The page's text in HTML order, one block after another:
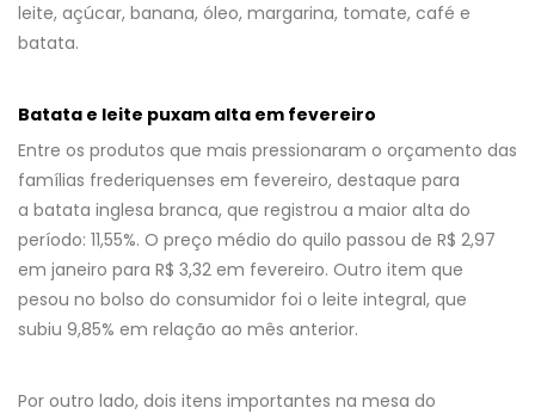
leite, açúcar, banana, óleo, margarina, tomate, café e
batata.
Batata e leite puxam alta em fevereiro
Entre os produtos que mais pressionaram o orçamento das
famílias frederiquenses em fevereiro, destaque para
a batata inglesa branca, que registrou a maior alta do
período: 11,55%. O preço médio do quilo passou de R$ 2,97
em janeiro para R$ 3,32 em fevereiro. Outro item que
pesou no bolso do consumidor foi o leite integral, que
subiu 9,85% em relação ao mês anterior.
Por outro lado, dois itens importantes na mesa do